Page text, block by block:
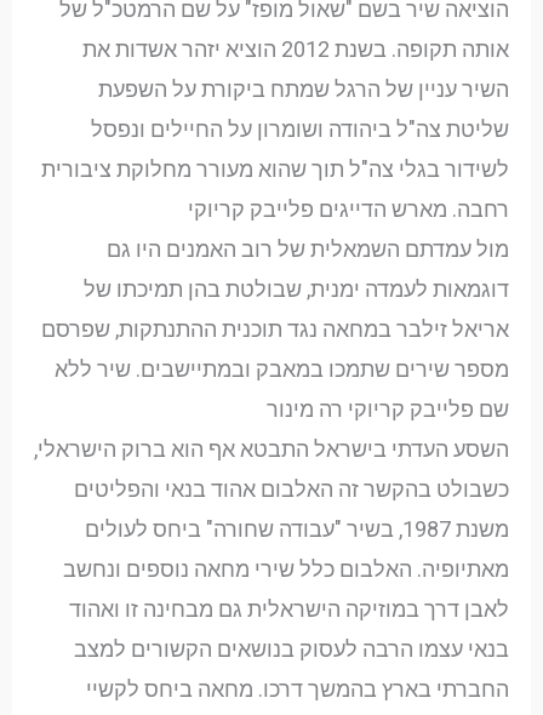
הוציאה שיר בשם "שאול מופז" על שם הרמטכ"ל של
אותה תקופה. בשנת 2012 הוציא יזהר אשדות את
השיר עניין של הרגל שמתח ביקורת על השפעת
שליטת צה"ל ביהודה ושומרון על החיילים ונפסל
לשידור בגלי צה"ל תוך שהוא מעורר מחלוקת ציבורית
רחבה. מארש הדייגים פלייבק קריוקי
מול עמדתם השמאלית של רוב האמנים היו גם
דוגמאות לעמדה ימנית, שבולטת בהן תמיכתו של
אריאל זילבר במחאה נגד תוכנית ההתנתקות, שפרסם
מספר שירים שתמכו במאבק ובמתיישבים. שיר ללא
שם פלייבק קריוקי רה מינור
השסע העדתי בישראל התבטא אף הוא ברוק הישראלי,
כשבולט בהקשר זה האלבום אהוד בנאי והפליטים
משנת 1987, בשיר "עבודה שחורה" ביחס לעולים
מאתיופיה. האלבום כלל שירי מחאה נוספים ונחשב
לאבן דרך במוזיקה הישראלית גם מבחינה זו ואהוד
בנאי עצמו הרבה לעסוק בנושאים הקשורים למצב
החברתי בארץ בהמשך דרכו. מחאה ביחס לקשיי